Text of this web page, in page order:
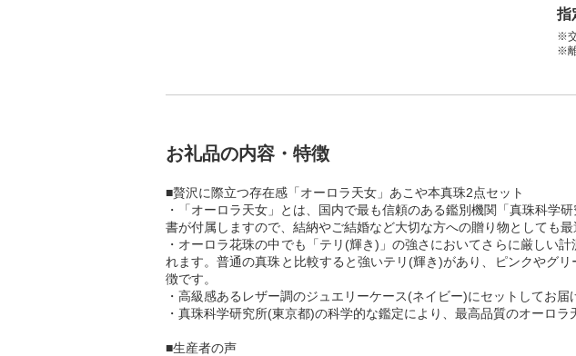
指
※
※
お礼品の内容・特徴
■贅沢に際立つ存在感「オーロラ天女」あこや本真珠2点セット
・「オーロラ天女」とは、国内で最も信頼のある鑑別機関「真珠科学
書が付属しますので、結納やご結婚など大切な方への贈り物としても最
・オーロラ花珠の中でも「テリ(輝き)」の強さにおいてさらに厳しい
れます。普通の真珠と比較すると強いテリ(輝き)があり、ピンクやグ
徴です。
・高級感あるレザー調のジュエリーケース(ネイビー)にセットしてお
・真珠科学研究所(東京都)の科学的な鑑定により、最高品質のオーロ
■生産者の声